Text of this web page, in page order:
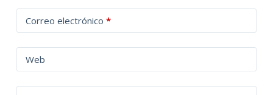
Correo electrónico *
Web
t
a
t